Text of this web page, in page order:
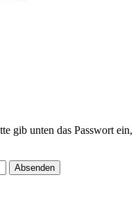
gib unten das Passwort ein,